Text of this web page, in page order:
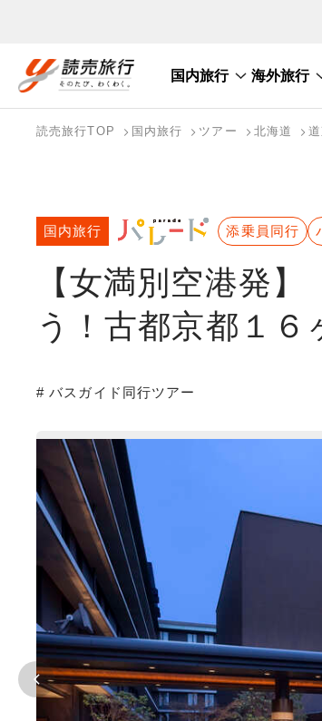
国内旅行 海外旅行
国内旅行
海外旅行
読売旅行TOP 国内旅行 ツアー 北海道
【女満別空港発
う！古都京都１６
国内旅行 添乗員同行
# バスガイド同行ツアー